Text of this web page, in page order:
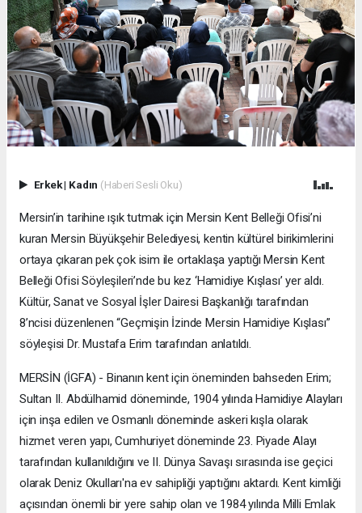
Erkek| Kadın (Haberi Sesli Oku)
Mersin’in tarihine ışık tutmak için Mersin Kent Belleği Ofisi’ni
kuran Mersin Büyükşehir Belediyesi, kentin kültürel birikimlerini
ortaya çıkaran pek çok isim ile ortaklaşa yaptığı Mersin Kent
Belleği Ofisi Söyleşileri’nde bu kez ‘Hamidiye Kışlası’ yer aldı.
Kültür, Sanat ve Sosyal İşler Dairesi Başkanlığı tarafından
8’ncisi düzenlenen “Geçmişin İzinde Mersin Hamidiye Kışlası”
söyleşisi Dr. Mustafa Erim tarafından anlatıldı.
MERSİN (İGFA) - Binanın kent için öneminden bahseden Erim;
Sultan II. Abdülhamid döneminde, 1904 yılında Hamidiye Alayları
için inşa edilen ve Osmanlı döneminde askeri kışla olarak
hizmet veren yapı, Cumhuriyet döneminde 23. Piyade Alayı
tarafından kullanıldığını ve II. Dünya Savaşı sırasında ise geçici
olarak Deniz Okulları'na ev sahipliği yaptığını aktardı. Kent kimliği
açısından önemli bir yere sahip olan ve 1984 yılında Milli Emlak